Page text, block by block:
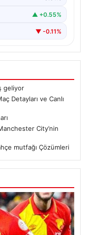
▲ +0.55%
▼ -0.11%
geliyor
Detayları ve Canlı
City’nin
mutfağı Çözümleri